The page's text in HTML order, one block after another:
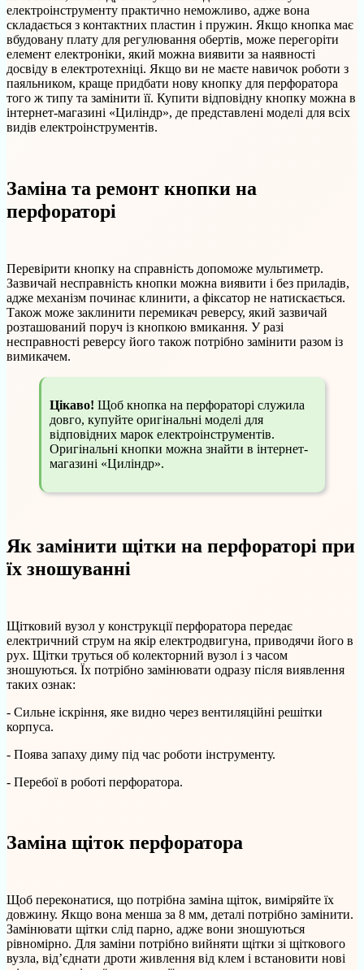
електроінструменту практично неможливо, адже вона
складається з контактних пластин і пружин. Якщо кнопка має
вбудовану плату для регулювання обертів, може перегоріти
елемент електроніки, який можна виявити за наявності
досвіду в електротехніці. Якщо ви не маєте навичок роботи з
паяльником, краще придбати нову кнопку для перфоратора
того ж типу та замінити її. Купити відповідну кнопку можна в
інтернет-магазині «Циліндр», де представлені моделі для всіх
видів електроінструментів.
Заміна та ремонт кнопки на
перфораторі
Перевірити кнопку на справність допоможе мультиметр.
Зазвичай несправність кнопки можна виявити і без приладів,
адже механізм починає клинити, а фіксатор не натискається.
Також може заклинити перемикач реверсу, який зазвичай
розташований поруч із кнопкою вмикання. У разі
несправності реверсу його також потрібно замінити разом із
вимикачем.
Цікаво! Щоб кнопка на перфораторі служила
довго, купуйте оригінальні моделі для
відповідних марок електроінструментів.
Оригінальні кнопки можна знайти в інтернет-
магазині «Циліндр».
Як замінити щітки на перфораторі при
їх зношуванні
Щітковий вузол у конструкції перфоратора передає
електричний струм на якір електродвигуна, приводячи його в
рух. Щітки труться об колекторний вузол і з часом
зношуються. Їх потрібно замінювати одразу після виявлення
таких ознак:
- Сильне іскріння, яке видно через вентиляційні решітки
корпуса.
- Поява запаху диму під час роботи інструменту.
- Перебої в роботі перфоратора.
Заміна щіток перфоратора
Щоб переконатися, що потрібна заміна щіток, виміряйте їх
довжину. Якщо вона менша за 8 мм, деталі потрібно замінити.
Замінювати щітки слід парно, адже вони зношуються
рівномірно. Для заміни потрібно вийняти щітки зі щіткового
вузла, від’єднати дроти живлення від клем і встановити нові